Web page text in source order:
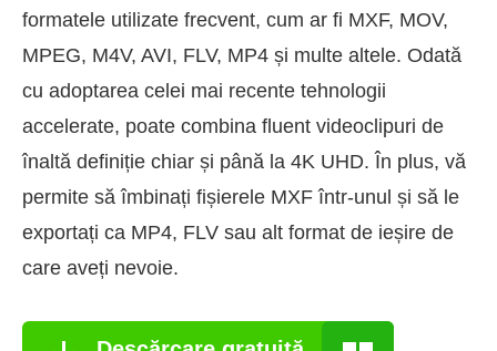
formatele utilizate frecvent, cum ar fi MXF, MOV,
MPEG, M4V, AVI, FLV, MP4 și multe altele. Odată
cu adoptarea celei mai recente tehnologii
accelerate, poate combina fluent videoclipuri de
înaltă definiție chiar și până la 4K UHD. În plus, vă
permite să îmbinați fișierele MXF într-unul și să le
exportați ca MP4, FLV sau alt format de ieșire de
care aveți nevoie.